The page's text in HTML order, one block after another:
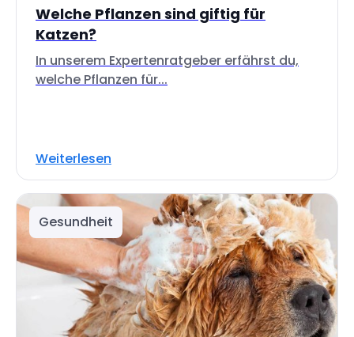
Welche Pflanzen sind giftig für
Katzen?
In unserem Expertenratgeber erfährst du,
welche Pflanzen für...
Weiterlesen
Gesundheit